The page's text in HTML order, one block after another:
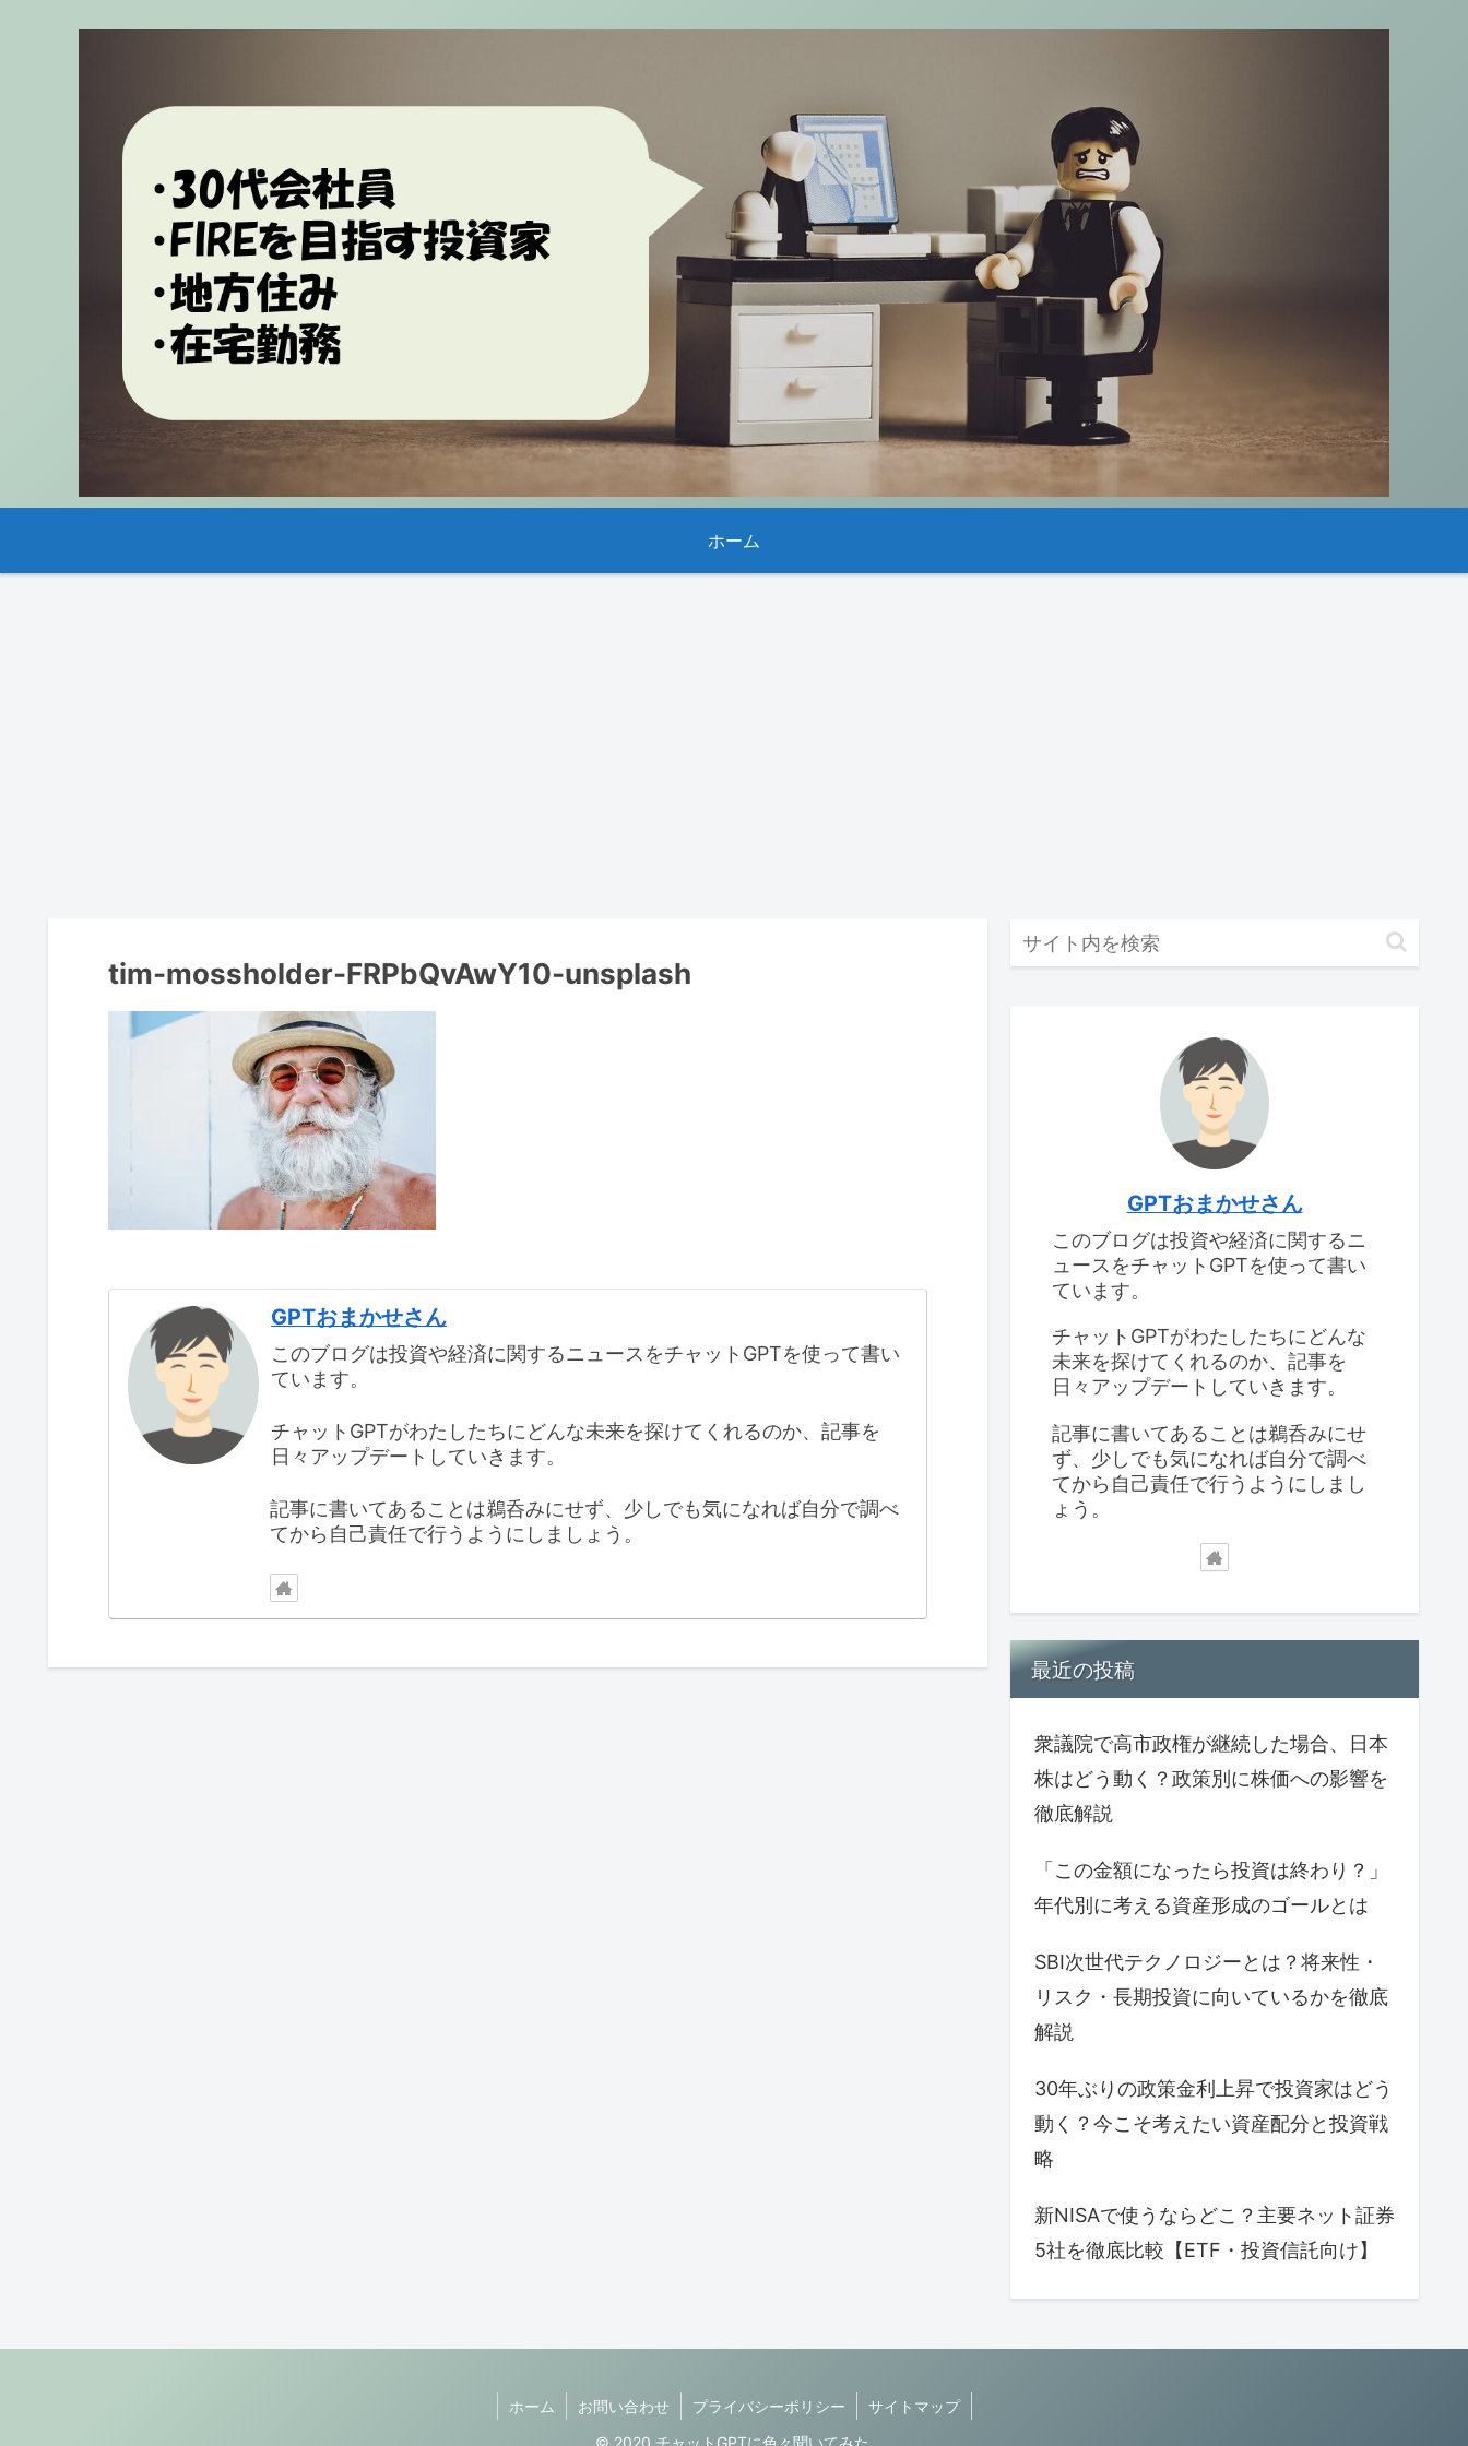
ホーム
tim-mossholder-FRPbQvAwY10-unsplash
GPTおまかせさん
このブログは投資や経済に関するニュースをチャットGPTを使って書い
ています。
チャットGPTがわたしたちにどんな未来を探けてくれるのか、記事を
日々アップデートしていきます。
記事に書いてあることは鵜呑みにせず、少しでも気になれば自分で調べ
てから自己責任で行うようにしましょう。
GPTおまかせさん
このブログは投資や経済に関するニ
ュースをチャットGPTを使って書い
ています。
チャットGPTがわたしたちにどんな
未来を探けてくれるのか、記事を
日々アップデートしていきます。
記事に書いてあることは鵜呑みにせ
ず、少しでも気になれば自分で調べ
てから自己責任で行うようにしまし
ょう。
最近の投稿
衆議院で高市政権が継続した場合、日本
株はどう動く？政策別に株価への影響を
徹底解説
「この金額になったら投資は終わり？」
年代別に考える資産形成のゴールとは
SBI次世代テクノロジーとは？将来性・
リスク・長期投資に向いているかを徹底
解説
30年ぶりの政策金利上昇で投資家はどう
動く？今こそ考えたい資産配分と投資戦
略
新NISAで使うならどこ？主要ネット証券
5社を徹底比較【ETF・投資信託向け】
ホーム お問い合わせ プライバシーポリシー
サイトマップ